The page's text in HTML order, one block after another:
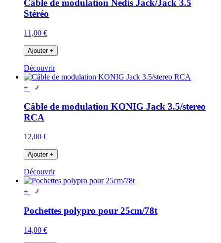
Câble de modulation Nedis Jack/Jack 3.5
Stéréo
11,00 €
Ajouter +
Découvrir
+
Câble de modulation KONIG Jack 3.5/stereo
RCA
12,00 €
Ajouter +
Découvrir
+
Pochettes polypro pour 25cm/78t
14,00 €